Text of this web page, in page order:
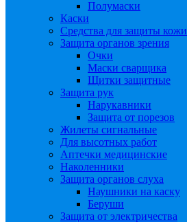
Полумаски
Каски
Средства для защиты кожи
Защита органов зрения
Очки
Маски сварщика
Щитки защитные
Защита рук
Нарукавники
Защита от порезов
Жилеты сигнальные
Для высотных работ
Аптечки медицинские
Наколенники
Защита органов слуха
Наушники на каску
Беруши
Защита от электричества